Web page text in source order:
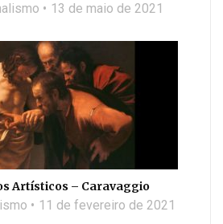
13 de maio de 2021
Artísticos – Caravaggio
11 de fevereiro de 2021